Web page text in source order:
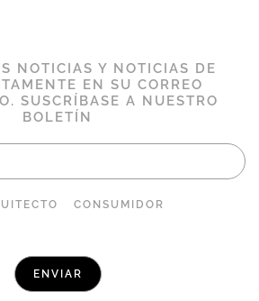
NOTICIAS Y NOTICIAS DE
EN SU CORREO
SUSCRÍBASE A NUESTRO
BOLETÍN
CONSUMIDOR